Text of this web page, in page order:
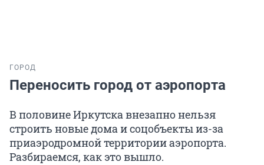
ГОРОД
Переносить город от аэропорта
В половине Иркутска внезапно нельзя
строить новые дома и соцобъекты из-за
приаэродромной территории аэропорта.
Разбираемся, как это вышло.